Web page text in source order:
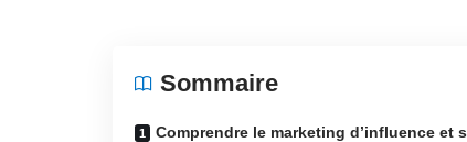
Sommaire
Comprendre le marketing d’influence et